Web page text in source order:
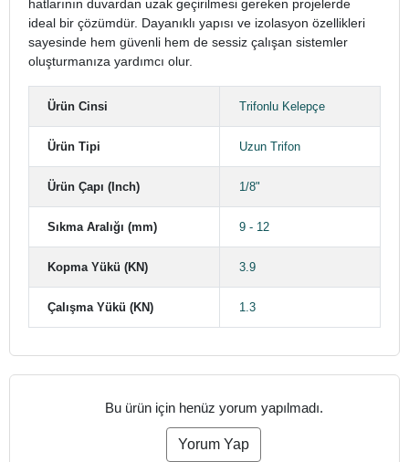
hatlarının duvardan uzak geçirilmesi gereken projelerde
ideal bir çözümdür. Dayanıklı yapısı ve izolasyon özellikleri
sayesinde hem güvenli hem de sessiz çalışan sistemler
oluşturmanıza yardımcı olur.
Ürün Cinsi Trifonlu Kelepçe
Ürün Tipi Uzun Trifon
Ürün Çapı (Inch) 1/8"
Sıkma Aralığı (mm) 9 - 12
Kopma Yükü (KN) 3.9
Çalışma Yükü (KN) 1.3
Bu ürün için henüz yorum yapılmadı.
Yorum Yap